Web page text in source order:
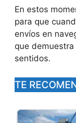
En estos
para que
envíos en
que
sentidos.
TE